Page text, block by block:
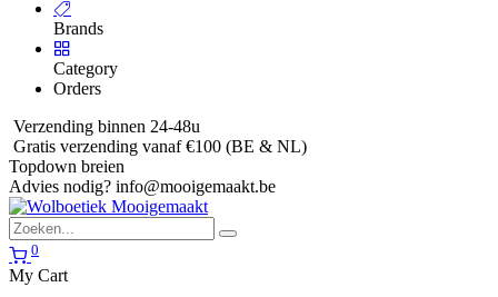
Brands
Category
Orders
Verzending binnen 24-48u
Gratis verzending vanaf €100 (BE & NL)
Topdown breien
Advies nodig? info@mooigemaakt.be
0
My Cart